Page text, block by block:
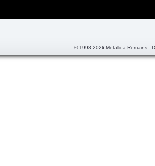
© 1998-2026 Metallica Remains -